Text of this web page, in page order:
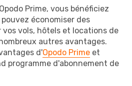
Prime, vous bénéficiez
économiser des
vols, hôtels et locations de
autres avantages.
d'Opodo Prime et
programme d'abonnement de